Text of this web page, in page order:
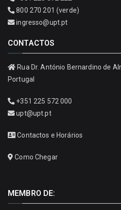
800 270 201 (verde)
ingresso@upt.pt
CONTACTOS
Rua Dr. António Bernardino de
Portugal
+351 225 572 000
upt@upt.pt
Contactos e Horários
Como Chegar
MEMBRO DE: